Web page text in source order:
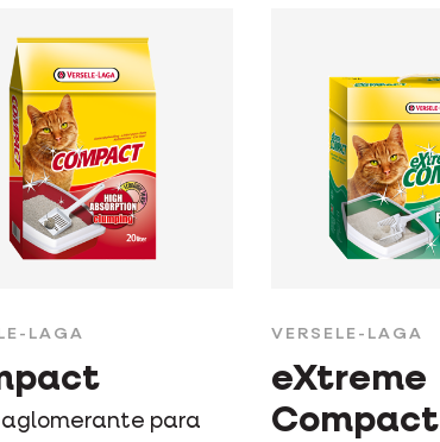
LAGA
aglomerante para
VERSELE-LAGA
eXtreme
Compact